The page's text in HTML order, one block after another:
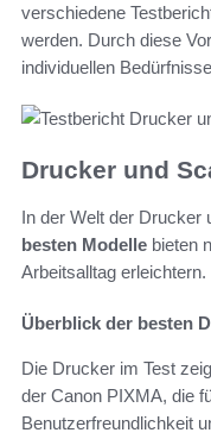
verschiedene
werden. Durch diese
individuellen
Drucker und
In der Welt der Drucker
besten Modelle bieten
Arbeitsalltag
Überblick der besten
Die Drucker im Test
der Canon PIXMA, die
Benutzerfreundlichkeit